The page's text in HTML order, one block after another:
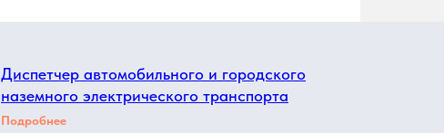
Диспетчер автомобильного и городского
наземного электрического транспорта
Подробнее